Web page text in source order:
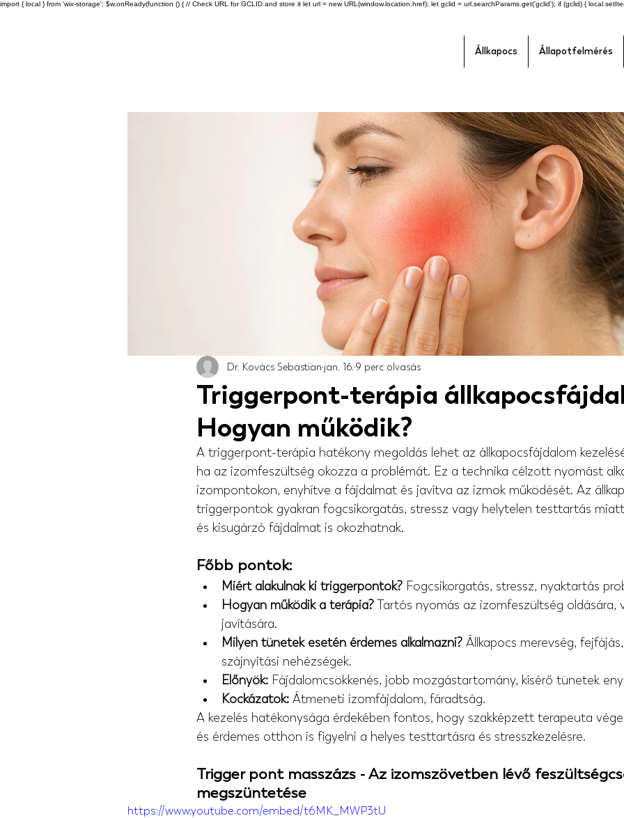
import { local } from 'wix-storage'; $w.onReady(function () { // Check URL for GCLID and store it let url = new URL(window.location.href); let gclid = url.searchParams.get('gclid'); if (gclid) {
Állkapocs Állapotfelmérés
Triggerpont-terápia
Hogyan működik?
Dr. Kovács Sebastian jan. 16. 9 perc olvasás
A triggerpont-terápia hatékony megoldás lehet az állkapocsfájdalom
ha az izomfeszültség okozza a problémát. Ez a technika célzott nyomást
izompontokon, enyhítve a fájdalmat és javítva az izmok működését. Az
triggerpontok gyakran fogcsikorgatás, stressz vagy helytelen testtartás miatt
és kisugárzó fájdalmat is okozhatnak.
Főbb pontok:
Miért alakulnak ki triggerpontok? Fogcsikorgatás, stressz, nyaktartás
Hogyan működik a terápia? Tartós nyomás az izomfeszültség oldására,
javítására.
Milyen tünetek esetén érdemes alkalmazni? Állkapocs merevség,
szájnyitási nehézségek.
Előnyök: Fájdalomcsökkenés, jobb mozgástartomány, kísérő tünetek
Kockázatok: Átmeneti izomfájdalom, fáradtság.
A kezelés hatékonysága érdekében fontos, hogy szakképzett terapeuta
és érdemes otthon is figyelni a helyes testtartásra és stresszkezelésre.
Trigger pont masszázs - Az izomszövetben lévő
megszüntetése
https://www.youtube.com/embed/t6MK_MWP3tU